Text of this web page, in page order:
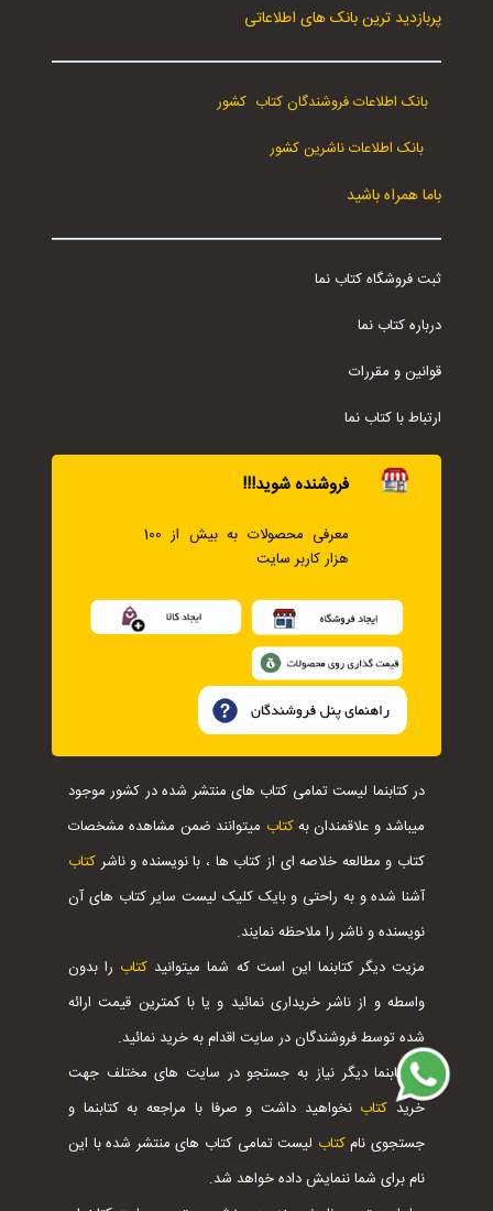
پربازدید ترین بانک های اطلاعاتی
بانک اطلاعات فروشندگان کتاب کشور
بانک اطلاعات ناشرین کشور
باما همراه باشید
ثبت فروشگاه کتاب نما
درباره کتاب نما
قوانین و مقررات
ارتباط با کتاب نما
فروشنده شوید!!!
معرفی محصولات به بیش از 100
هزار کاربر سایت
در کتابنما لیست تمامی کتاب های منتشر شده در کشور موجود
میباشد و علاقمندان بهکتاب میتوانند ضمن مشاهده مشخصات
کتاب و مطالعه خلاصه ای از کتاب ها ، با نویسنده و ناشرکتاب
آشنا شده و به راحتی و بایک کلیک لیست سایر کتاب های آن
نویسنده و ناشر را ملاحظه نمایند.
مزیت دیگر کتابنما این است که شما میتوانید کتاب را بدون
واسطه و از ناشر خریداری نمائید و یا با کمترین قیمت ارائه
شده توسط فروشندگان در سایت اقدام به خرید نمائید.
با کتابنما دیگر نیاز به جستجو در سایت های مختلف جهت
خرید کتابنخواهید داشت و صرفا با مراجعه به کتابنما و
جستجوی نامکتاب لیست تمامی کتاب های منتشر شده با این
نام برای شما ننمایش داده خواهد شد.